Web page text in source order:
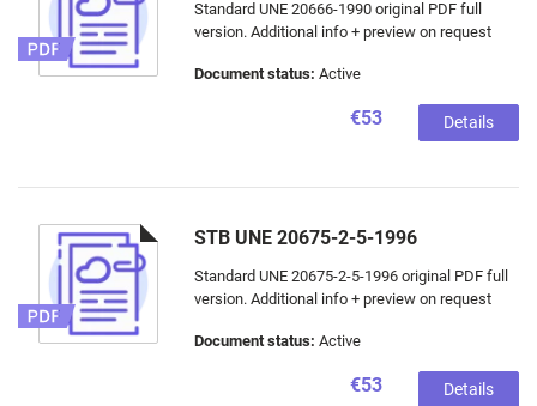
Standard UNE 20666-1990 original PDF full
version. Additional info + preview on request
Document status: Active
€53 Details
STB UNE 20675-2-5-1996
Standard UNE 20675-2-5-1996 original PDF full
version. Additional info + preview on request
Document status: Active
€53 Details